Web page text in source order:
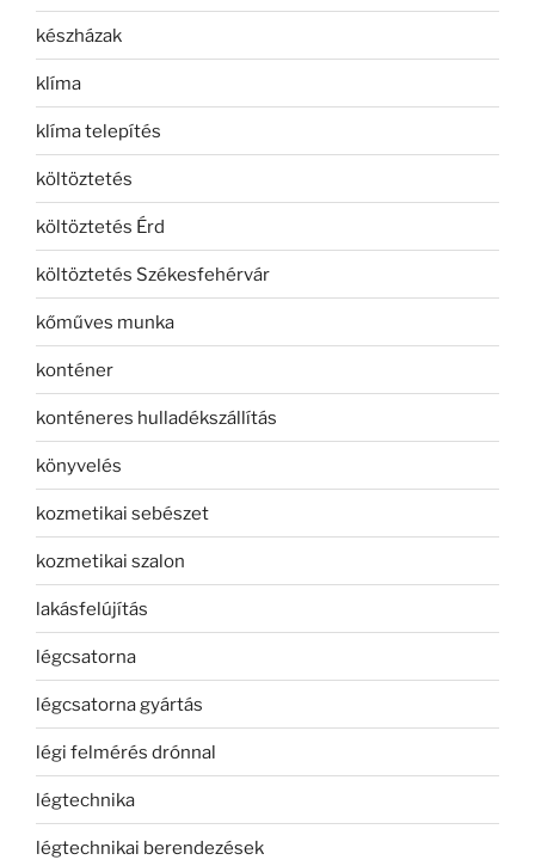
készházak
klíma
klíma telepítés
költöztetés
költöztetés Érd
költöztetés Székesfehérvár
kőműves munka
konténer
konténeres hulladékszállítás
könyvelés
kozmetikai sebészet
kozmetikai szalon
lakásfelújítás
légcsatorna
légcsatorna gyártás
légi felmérés drónnal
légtechnika
légtechnikai berendezések